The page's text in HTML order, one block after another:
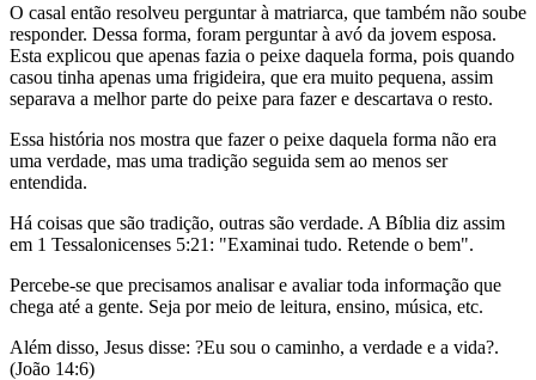
O casal então resolveu perguntar à matriarca, que também não soube
responder. Dessa forma, foram perguntar à avó da jovem esposa.
Esta explicou que apenas fazia o peixe daquela forma, pois quando
casou tinha apenas uma frigideira, que era muito pequena, assim
separava a melhor parte do peixe para fazer e descartava o resto.
Essa história nos mostra que fazer o peixe daquela forma não era
uma verdade, mas uma tradição seguida sem ao menos ser
entendida.
Há coisas que são tradição, outras são verdade. A Bíblia diz assim
em 1 Tessalonicenses 5:21: "Examinai tudo. Retende o bem".
Percebe-se que precisamos analisar e avaliar toda informação que
chega até a gente. Seja por meio de leitura, ensino, música, etc.
Além disso, Jesus disse: ?Eu sou o caminho, a verdade e a vida?.
(João 14:6)